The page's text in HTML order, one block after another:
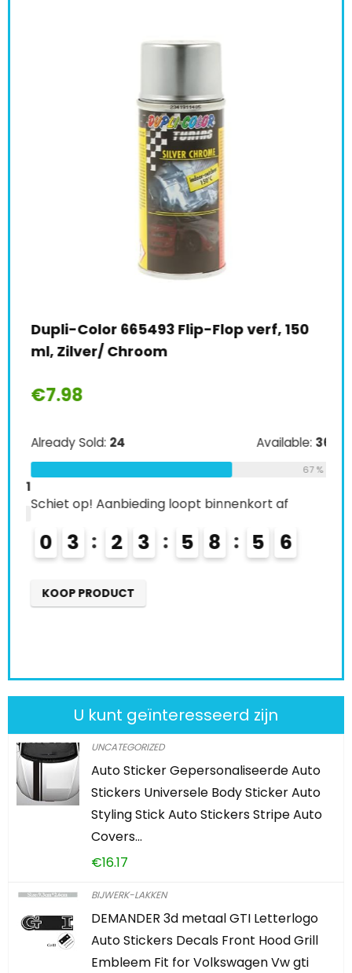
Dupli-Color 665493 Flip-Flop verf, 150
ml, Zilver/ Chroom
€7.98
Already Sold:24 Available:36
67 %
Schiet op! Aanbieding loopt binnenkort af
0 3 2 3 5 8 5 4
5
KOOP PRODUCT
U kunt geïnteresseerd zijn
UNCATEGORIZED
Auto Sticker Gepersonaliseerde Auto
Stickers Universele Body Sticker Auto
Styling Stick Auto Stickers Stripe Auto
Covers…
€16.17
BIJWERK-LAKKEN
DEMANDER 3d metaal GTI Letterlogo
Auto Stickers Decals Front Hood Grill
Embleem Fit for Volkswagen Vw gti